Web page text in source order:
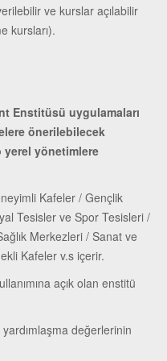
ve kurslar açılabilir
kursları).
Enstitüsü uygulamaları
önerilebilecek
yerel yönetimlere
Kafeler / Gençlik
Tesisler ve Spor Tesisleri /
Merkezleri / Sanat ve
Kafeler v.s içerir.
açık olan enstitü
yardımlaşma değerlerinin